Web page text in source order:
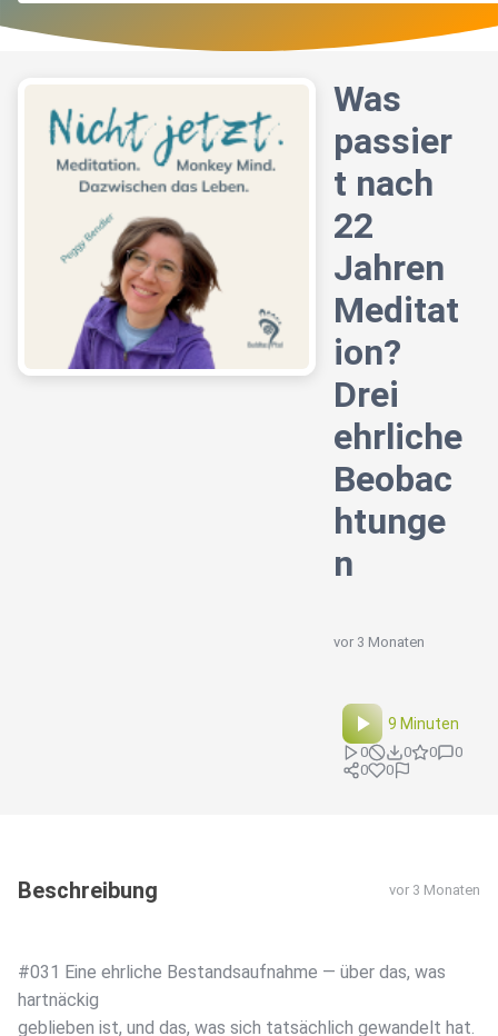
Was
passier
t nach
22
Jahren
Meditat
ion?
Drei
ehrliche
Beobac
htunge
n
vor 3 Monaten
9 Minuten
0 0 0
0
0
0
Beschreibung vor 3 Monaten
#031 Eine ehrliche Bestandsaufnahme — über das, was
hartnäckig
geblieben ist, und das, was sich tatsächlich gewandelt hat.